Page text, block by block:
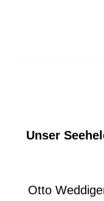
Unser
Otto